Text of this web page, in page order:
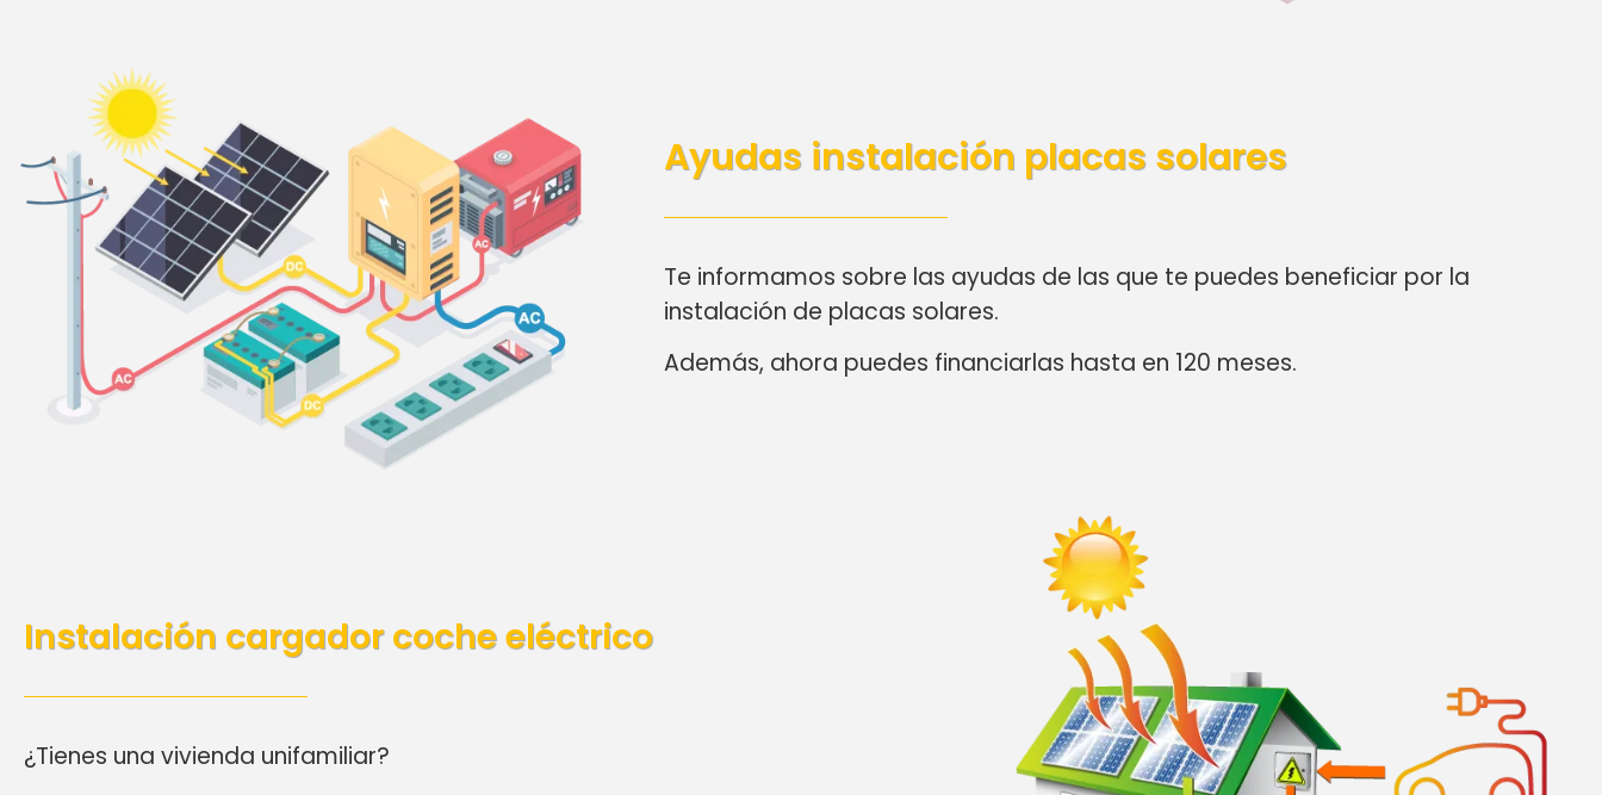
Ayudas instalación placas solares
Te informamos sobre las ayudas de las que te puedes beneficiar por la
instalación de placas solares.
Además, ahora puedes financiarlas hasta en 120 meses.
Instalación cargador coche eléctrico
¿Tienes una vivienda unifamiliar?